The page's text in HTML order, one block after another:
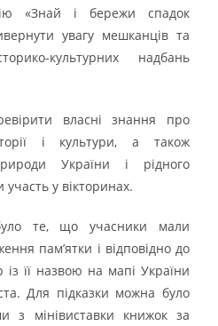
«Знай і бережи спадок
увагу мешканців та
культурних надбань
власні знання про
і культури, а також
України і рідного
у вікторинах.
те, що учасники мали
пам’ятки і відповідно до
із її назвою на мапі України
Для підказки можна було
з мінівиставки книжок за